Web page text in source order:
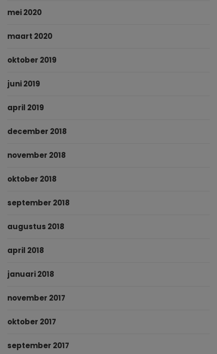
mei 2020
maart 2020
oktober 2019
juni 2019
april 2019
december 2018
november 2018
oktober 2018
september 2018
augustus 2018
april 2018
januari 2018
november 2017
oktober 2017
september 2017